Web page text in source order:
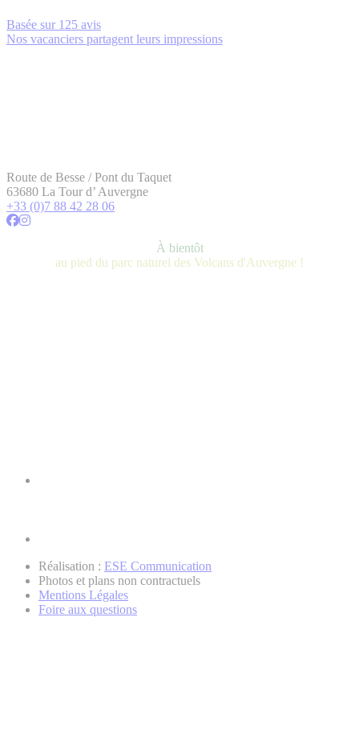
Basée sur 125 avis
Nos vacanciers partagent leurs impressions
Route de Besse / Pont du Taquet
63680 La Tour d’ Auvergne
+33 (0)7 88 42 28 06
À bientôt
au pied du parc naturel des Volcans d'Auvergne !
Réalisation : ESE Communication
Photos et plans non contractuels
Mentions Légales
Foire aux questions